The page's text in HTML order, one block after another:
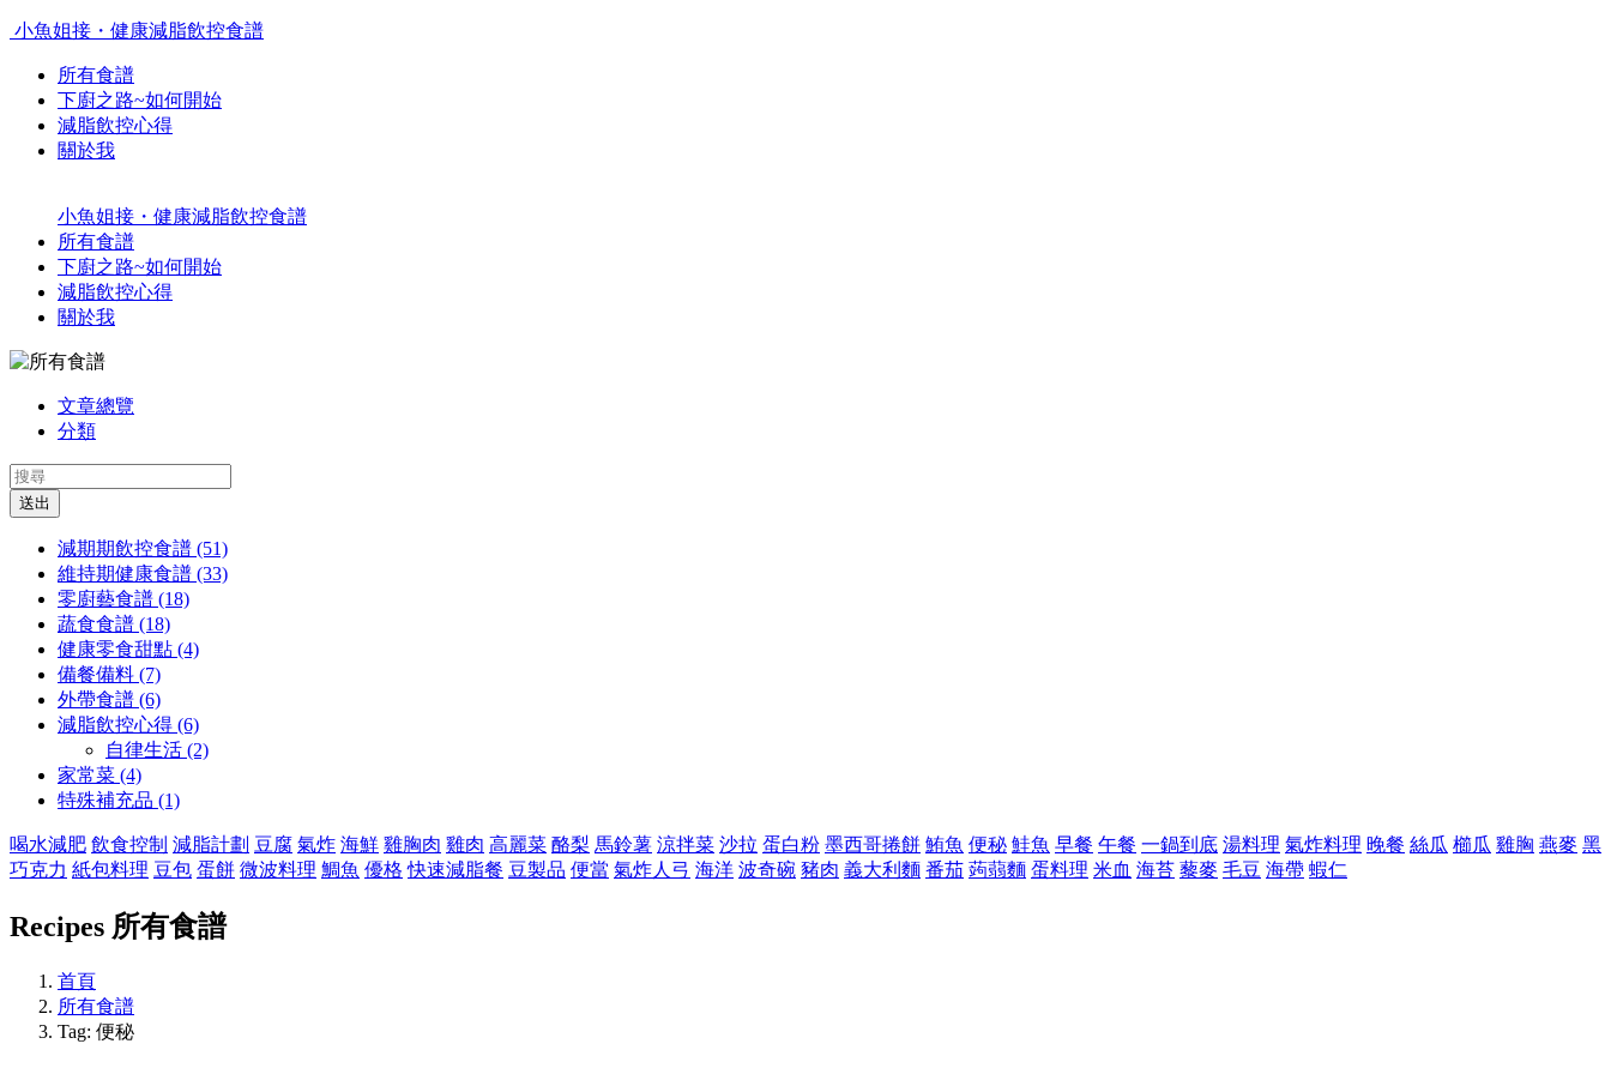
小魚姐接・健康減脂飲控食譜
所有食譜
下廚之路~如何開始
減脂飲控心得
關於我
小魚姐接・健康減脂飲控食譜
所有食譜
下廚之路~如何開始
減脂飲控心得
關於我
文章總覽
分類
送出
減期期飲控食譜 (51)
維持期健康食譜 (33)
零廚藝食譜 (18)
蔬食食譜 (18)
健康零食甜點 (4)
備餐備料 (7)
外帶食譜 (6)
減脂飲控心得 (6)
自律生活 (2)
家常菜 (4)
特殊補充品 (1)
喝水減肥 飲食控制 減脂計劃 豆腐 氣炸 海鮮 雞胸肉 雞肉 高麗菜 酪梨 馬鈴薯 涼拌菜 沙拉 蛋白粉 墨西哥捲餅 鮪魚 便秘 鮭魚 早餐 午餐 一鍋到底 湯料理 氣炸料理 晚餐 絲瓜 櫛瓜 雞胸 燕麥 黑
巧克力 紙包料理 豆包 蛋餅 微波料理 鯛魚 優格 快速減脂餐 豆製品 便當 氣炸人弓 海洋 波奇碗 豬肉 義大利麵 番茄 蒟蒻麵 蛋料理 米血 海苔 藜麥 毛豆 海帶 蝦仁
Recipes 所有食譜
首頁
所有食譜
Tag: 便秘